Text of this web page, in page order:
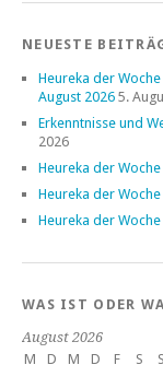
NEUESTE
Heureka der
August 2026 5.
Erkenntnisse und
2026
Heureka der
Heureka der
Heureka der
WAS IST ODER
August 2026
M
D M D F S
S